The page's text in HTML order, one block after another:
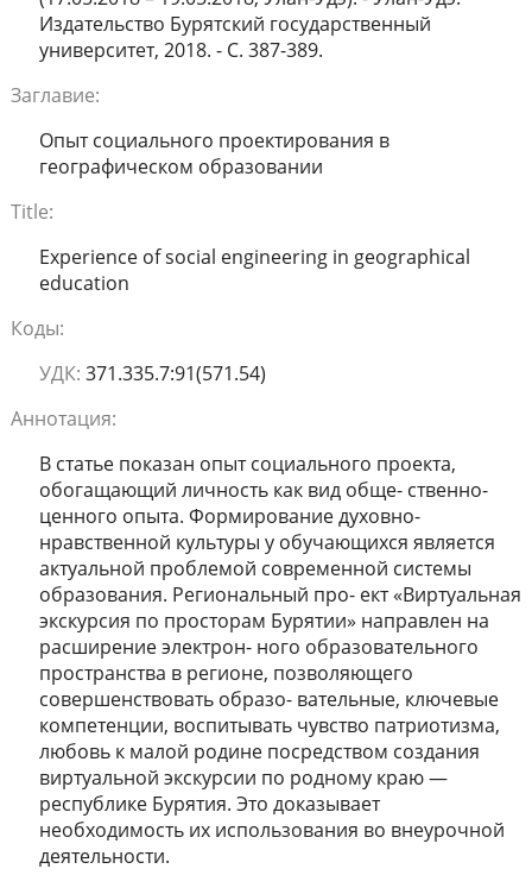
Издательство Бурятский государственный
университет, 2018. - С. 387-389.
Заглавие:
Опыт социального проектирования в
географическом образовании
Title:
Experience of social engineering in geographical
education
Коды:
УДК: 371.335.7:91(571.54)
Аннотация:
В статье показан опыт социального проекта,
обогащающий личность как вид обще- ственно-
ценного опыта. Формирование духовно-
нравственной культуры у обучающихся является
актуальной проблемой современной системы
образования. Региональный про- ект «Виртуальная
экскурсия по просторам Бурятии» направлен на
расширение электрон- ного образовательного
пространства в регионе, позволяющего
совершенствовать образо- вательные, ключевые
компетенции, воспитывать чувство патриотизма,
любовь к малой родине посредством создания
виртуальной экскурсии по родному краю —
республике Бурятия. Это доказывает
необходимость их использования во внеурочной
деятельности.